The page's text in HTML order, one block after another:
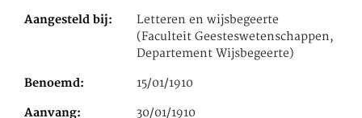
Aangesteld bij
Letteren en wijsbegeerte
(Faculteit Geesteswetenschappen,
Departement Wijsbegeerte)
Benoemd 15/01/1910
Aanvang 30/01/1910